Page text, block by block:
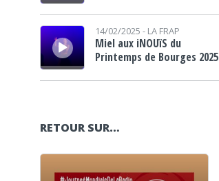
Lecteur audio 14/02/2025 - LA FRAP
Miel aux iNOUïS du
Printemps de Bourges 2025
RETOUR SUR…
Lecteur audio